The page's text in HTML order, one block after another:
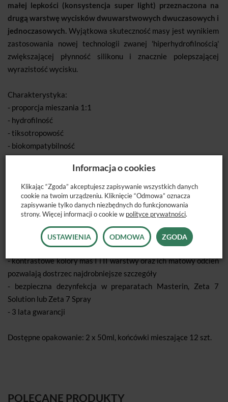
małej lepkości (konsystencja super light) przeznaczona na
drugą warstwę wycisków dwuwarstwowych dwuczasowych i
jednoczasowych. Wyjątkowa skuteczność masy jest wynikiem
zastosowania nowej technologii zwanej 'hiperhydrofilnością'
zwiększającej płynność silikonu i znacznie polepszającej
wyrazistość wycisku.
Charakterystyka:
- proporcja mieszania 1:1
- hydrofilność
- tiksotropowość
- biokompatybilność
- kolor żółty
- zapach waniliowo-miętowy
Zalety:
- maksymalna precyzja w odtwarzaniu detali
- optymalna wyrazistość krawędzi wycisku
- stabilność wymiarów i wytrzymałość na zerwanie
- kontrastowe kolory mas I i II warstwy oraz ich matowy odcień
pozwalają dostrzec najdrobniejsze szczegóły
- bezpieczna dezynfekcja w preparatach Masterin, Zeta 7
Solution lub Zeta 7 Spray
- 3 lata gwarancji
Dostępne opakowanie: 2 x 50ml, końcówki mieszające 12 szt.
POLECANE PRODUKTY
Informacja o cookies
Klikając “Zgoda” akceptujesz zapisywanie wszystkich danych
cookie na twoim urządzeniu. Kliknięcie “Odmowa” oznacza
zapisywanie tylko danych niezbędnych do funkcjonowania
strony. Więcej informacji o cookie w polityce prywatności.
USTAWIENIA ODMOWA ZGODA